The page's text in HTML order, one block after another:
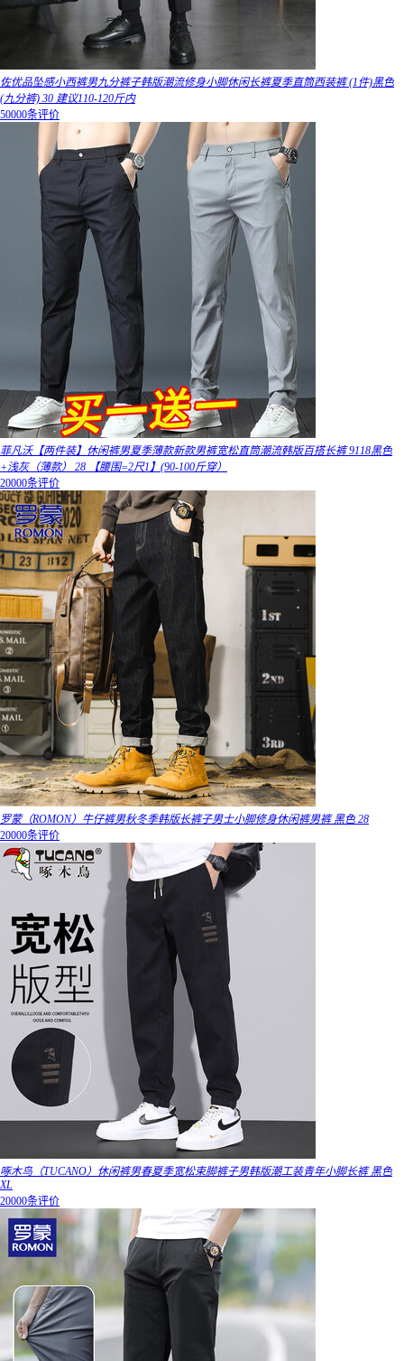
佐优品坠感小西裤男九分裤子韩版潮流修身小脚休闲长裤夏季直筒西装裤 (1件)黑色
(九分裤) 30 建议110-120斤内
50000条评价
菲凡沃【两件装】休闲裤男夏季薄款新款男裤宽松直筒潮流韩版百搭长裤 9118黑色
+浅灰（薄款） 28 【腰围=2尺1】(90-100斤穿）
20000条评价
罗蒙（ROMON）牛仔裤男秋冬季韩版长裤子男士小脚修身休闲裤男裤 黑色 28
20000条评价
啄木鸟（TUCANO）休闲裤男春夏季宽松束脚裤子男韩版潮工装青年小脚长裤 黑色
XL
20000条评价